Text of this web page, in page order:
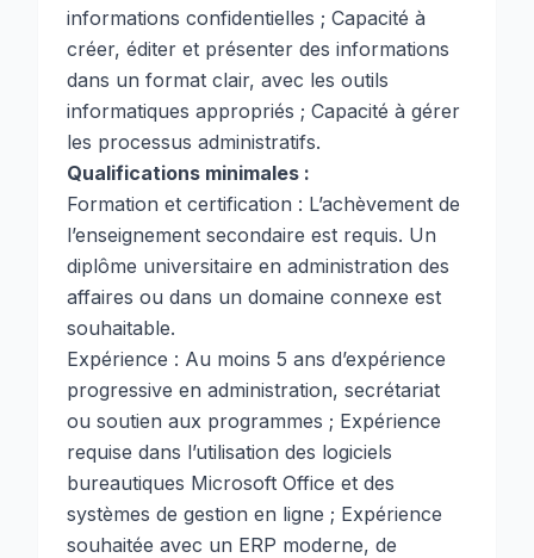
informations confidentielles ; Capacité à
créer, éditer et présenter des informations
dans un format clair, avec les outils
informatiques appropriés ; Capacité à gérer
les processus administratifs.
Qualifications minimales :
Formation et certification : L’achèvement de
l’enseignement secondaire est requis. Un
diplôme universitaire en administration des
affaires ou dans un domaine connexe est
souhaitable.
Expérience : Au moins 5 ans d’expérience
progressive en administration, secrétariat
ou soutien aux programmes ; Expérience
requise dans l’utilisation des logiciels
bureautiques Microsoft Office et des
systèmes de gestion en ligne ; Expérience
souhaitée avec un ERP moderne, de